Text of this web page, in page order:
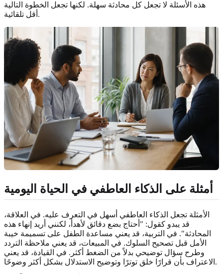
هذه الأسئلة لا تجعل كل محادثة سهلة. لكنها تجعل الخطوة التالية
أقل تلقائية.
أمثلة على الذكاء العاطفي في الحياة اليومية
الأمثلة تجعل الذكاء العاطفي أسهل في التعرف عليه. في العلاقة،
قد يبدو كقول: "أحتاج بضع دقائق لأهدأ، لكنني أريد إنهاء هذه
المحادثة". في التربية، قد يعني مساعدة الطفل على تسميمة خيبة
الأمل قبل تصحيح السلوك. في المبيعات، قد يعني ملاحظة التردد
وطرح سؤال توضيحي بدلاً من الضغط أكثر. في القيادة، قد يعني
الاعتراف بأن قرارًا خلق توترًا وتوضيح الاستدلال بشكل أكثر وضوحًا.